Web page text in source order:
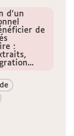
d'un
de
: